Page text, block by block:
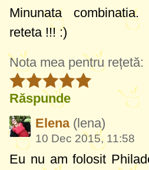
Minunata
reteta !!! :)
Nota mea pentru rețetă:
Răspunde
Elena (lena)
10 Dec 2015, 11:58
Eu nu am folosit